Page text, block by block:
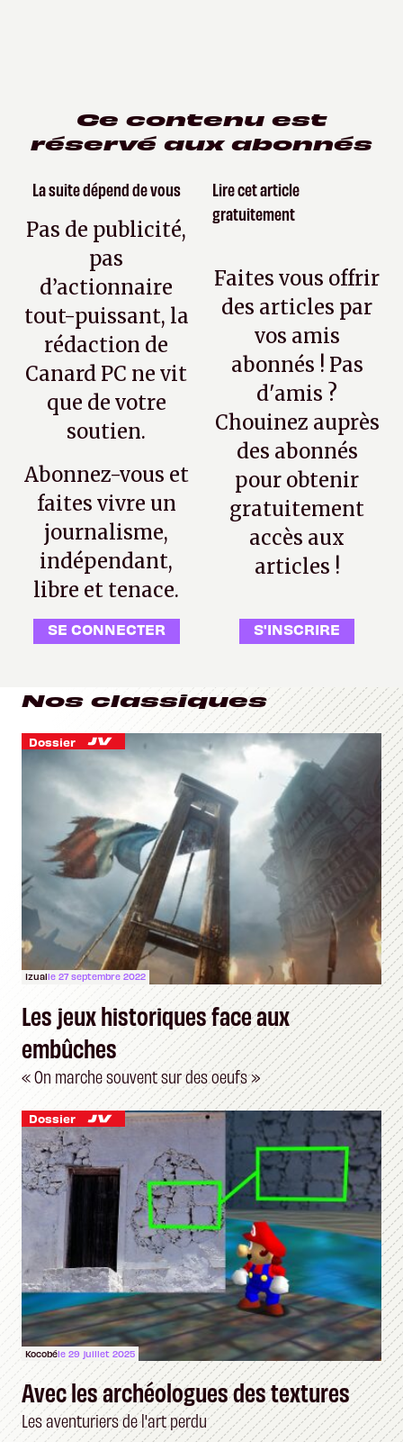
Ce contenu est
réservé aux abonnés
La suite dépend de vous
Pas de publicité,
pas
d’actionnaire
tout-puissant, la
rédaction de
Canard PC ne vit
que de votre
soutien.
Abonnez-vous et
faites vivre un
journalisme,
indépendant,
libre et tenace.
SE CONNECTER
Lire cet article
gratuitement
Faites vous offrir
des articles par
vos amis
abonnés ! Pas
d'amis ?
Chouinez auprès
des abonnés
pour obtenir
gratuitement
accès aux
articles !
S'INSCRIRE
Nos classiques
Dossier
Izualle 27 septembre 2022
Les jeux historiques face aux
embûches
« On marche souvent sur des oeufs »
Dossier
Kocobéle 29 juillet 2025
Avec les archéologues des textures
Les aventuriers de l'art perdu